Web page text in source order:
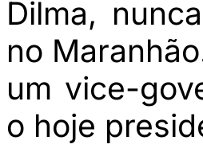
Dilma,
no
um vice-
o hoje